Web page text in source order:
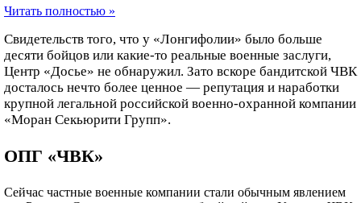
Читать полностью »
Свидетельств того, что у «Лонгифолии» было больше
десяти бойцов или какие-то реальные военные заслуги,
Центр «Досье» не обнаружил. Зато вскоре бандитской ЧВК
досталось нечто более ценное — репутация и наработки
крупной легальной российской военно-охранной компании
«Моран Секьюрити Групп».
ОПГ «ЧВК»
Сейчас частные военные компании стали обычным явлением